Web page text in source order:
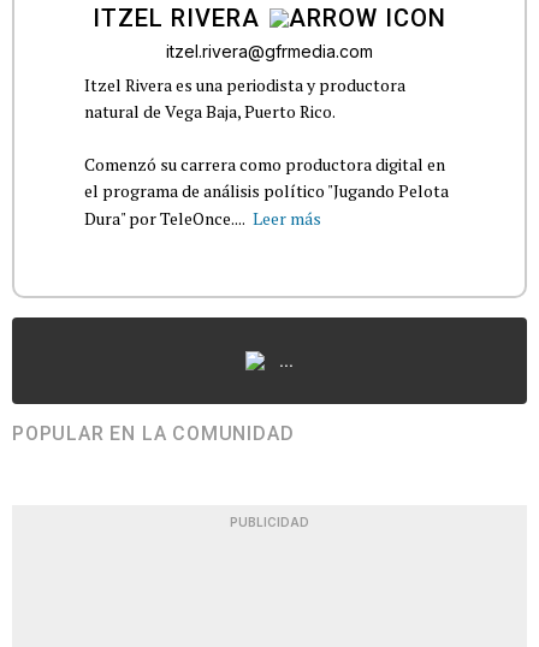
ITZEL RIVERA
itzel.rivera@gfrmedia.com
Itzel Rivera es una periodista y productora
natural de Vega Baja, Puerto Rico.
Comenzó su carrera como productora digital en
el programa de análisis político "Jugando Pelota
Dura" por TeleOnce.... Leer más
...
POPULAR EN LA COMUNIDAD
PUBLICIDAD